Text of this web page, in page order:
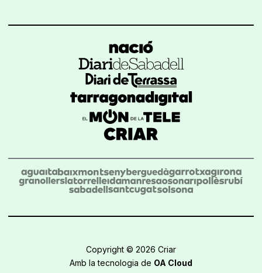
Copyright © 2026 Criar
Amb la tecnologia de OA Cloud